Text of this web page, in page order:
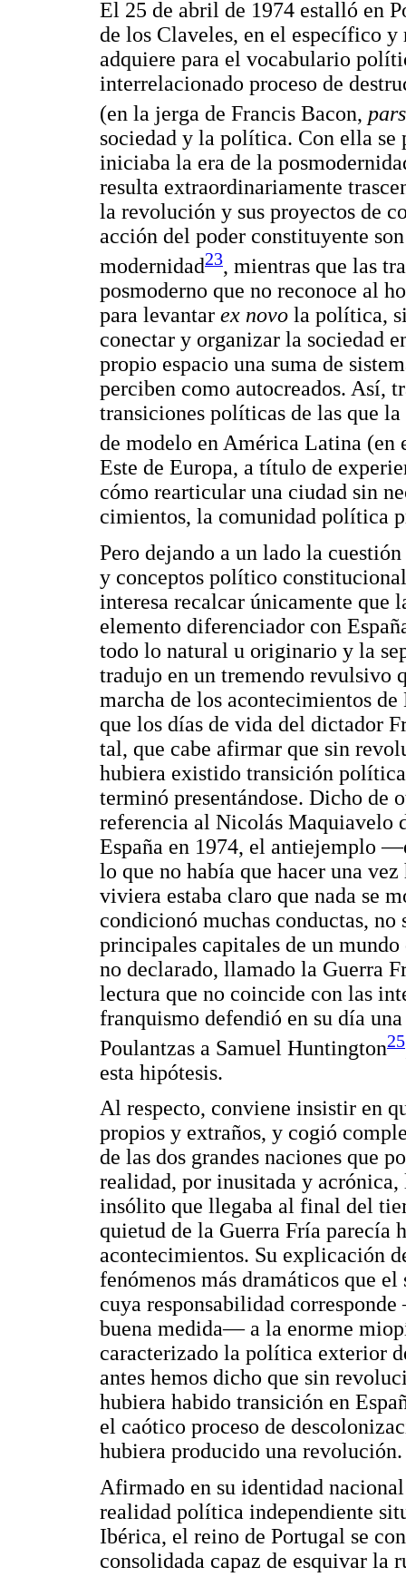
El 25 de abril de 1974 estalló en
de los Claveles, en el específico
adquiere para el vocabulario
interrelacionado proceso de
(en la jerga de Francis Bacon,
sociedad y la política. Con ella
iniciaba la era de la
resulta extraordinariamente
la revolución y sus proyectos de
acción del poder constituyente
modernidad23, mientras que las
posmoderno que no reconoce al
para levantar ex novo la política,
conectar y organizar la sociedad
propio espacio una suma de
perciben como autocreados. Así,
transiciones políticas de las que
de modelo en América Latina (en
Este de Europa, a título de
cómo rearticular una ciudad sin
cimientos, la comunidad política
Pero dejando a un lado la
y conceptos político
interesa recalcar únicamente que
elemento diferenciador con
todo lo natural u originario y la
tradujo en un tremendo revulsivo
marcha de los acontecimientos
que los días de vida del dictador
tal, que cabe afirmar que sin
hubiera existido transición
terminó presentándose. Dicho de
referencia al Nicolás Maquiavelo
España en 1974, el antiejemplo
lo que no había que hacer una
viviera estaba claro que nada se
condicionó muchas conductas,
principales capitales de un
no declarado, llamado la Guerra
lectura que no coincide con las
franquismo defendió en su día
Poulantzas a Samuel Huntington25
esta hipótesis.
Al respecto, conviene insistir en
propios y extraños, y cogió
de las dos grandes naciones que
realidad, por inusitada y
insólito que llegaba al final del
quietud de la Guerra Fría parecía
acontecimientos. Su explicación
fenómenos más dramáticos que
cuya responsabilidad
buena medida— a la enorme
caracterizado la política exterior
antes hemos dicho que sin
hubiera habido transición en
el caótico proceso de
hubiera producido una revolución.
Afirmado en su identidad
realidad política independiente
Ibérica, el reino de Portugal se
consolidada capaz de esquivar la